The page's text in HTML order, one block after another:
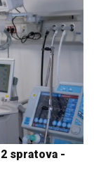
spratova -